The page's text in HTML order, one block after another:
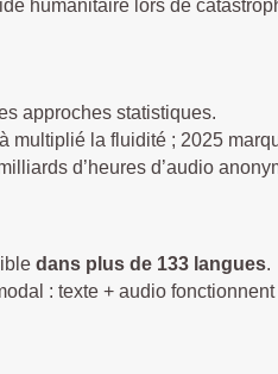
humanitaire lors de
approches statistiques.
multiplié la fluidité ; 2025
d’heures d’audio
dans plus de 133 langues.
: texte + audio